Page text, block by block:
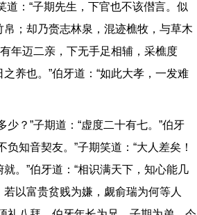
道：“子期先生，下官也不该僣言。似
；却乃赍志林泉，混迹樵牧，与草木
年迈二亲，下无手足相辅，采樵度
养也。”伯牙道：“如此大孝，一发难
？”子期道：“虚度二十有七。”伯牙
知音契友。”子期笑道：“大人差矣！
。”伯牙道：“相识满天下，知心能几
以富贵贫贱为嫌，觑俞瑞为何等人